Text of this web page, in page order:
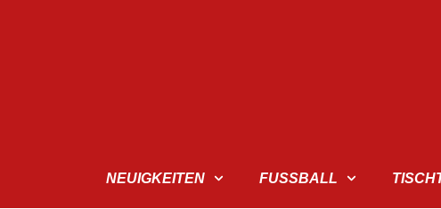
NEUIGKEITEN FUSSBALL